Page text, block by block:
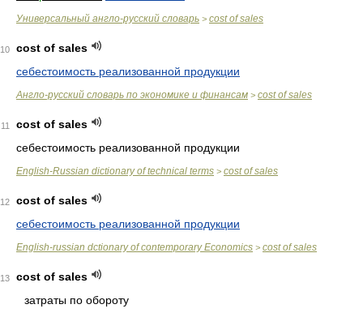
Универсальный англо-русский словарь > cost of sales
10
cost of sales
себестоимость реализованной продукции
Англо-русский словарь по экономике и финансам > cost of sales
11
cost of sales
себестоимость реализованной продукции
English-Russian dictionary of technical terms > cost of sales
12
cost of sales
себестоимость реализованной продукции
English-russian dctionary of contemporary Economics > cost of sales
13
cost of sales
затраты по обороту